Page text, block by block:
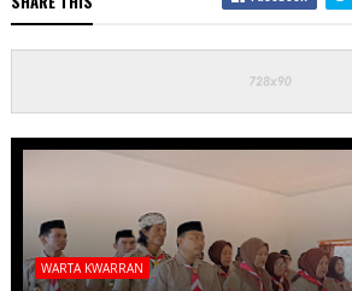
WARTA KWARRAN